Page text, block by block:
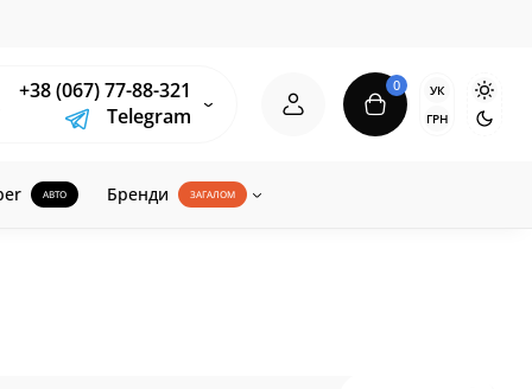
+38 (067) 77-88-321
Telegram
0
УК
ГРН
АВТО Бренди ЗАГАЛОМ